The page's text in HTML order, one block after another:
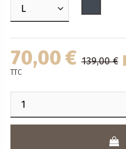
70,00 € 139,00 €
TTC